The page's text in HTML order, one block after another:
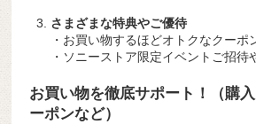
さまざまな特典やご優待
・お買い物するほどオトクなクーポ
・ソニーストア限定イベントご招待
お買い物を徹底サポート！（購
ーポンなど）